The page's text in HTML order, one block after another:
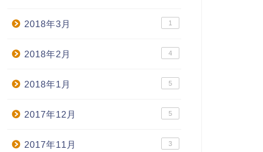
2018年3月 1
2018年2月 4
2018年1月 5
2017年12月 5
2017年11月 3